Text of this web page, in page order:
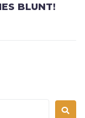
BLUNT!